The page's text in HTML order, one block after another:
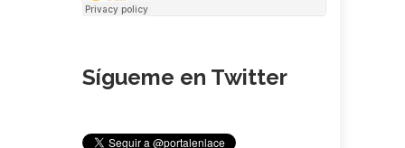
Sígueme en Twitter